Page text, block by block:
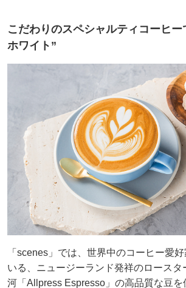
こだわりのスペシャルティコーヒー
ホワイト”
「scenes」では、世界中のコーヒー愛
いる、ニュージーランド発祥のロースタ
河「Allpress Espresso」の高品質な豆を